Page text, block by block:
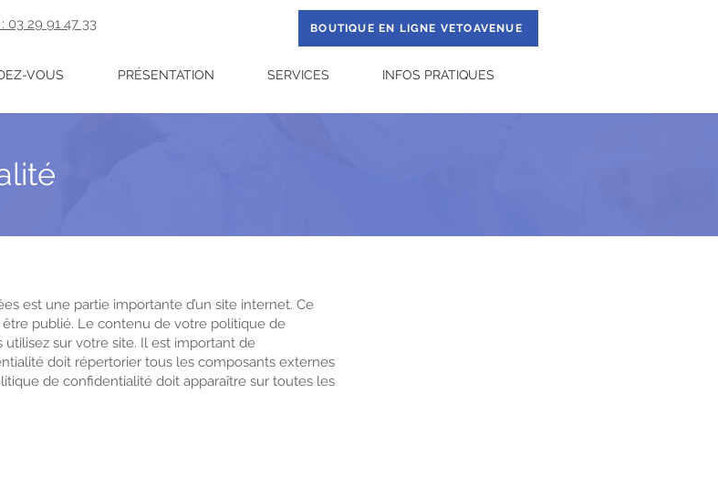
03 29 91 47 33 BOUTIQUE EN LIGNE VETOAVENUE
VOUS PRÉSENTATION SERVICES INFOS PRATIQUES
est une partie importante d’un site internet. Ce
publié. Le contenu de votre politique de
sur votre site. Il est important de
doit répertorier tous les composants externes
de confidentialité doit apparaître sur toutes les